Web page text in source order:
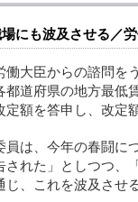
にも波及させる／
大臣からの諮問を
道府県の地方最低
額を答申し、改定
は、今年の春闘に
れた」としつつ、
、これを波及させ